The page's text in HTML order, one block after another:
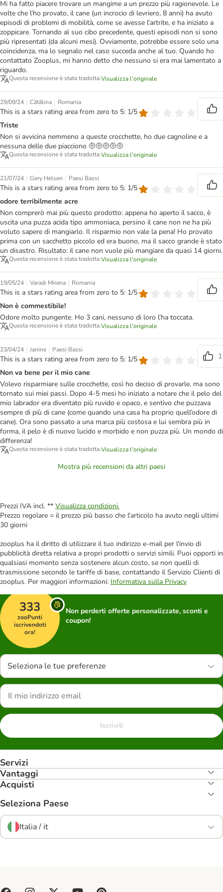
Mi ha fatto piacere trovare un mangime a un prezzo più ragionevole. Le
volte che l’ho provato, il cane (un incrocio di levriero, 8 anni) ha avuto
episodi di problemi di mobilità, come se avesse l’artrite, e ha iniziato a
zoppicare. Tornando al suo cibo precedente, questi episodi non si sono
più ripresentati (da alcuni mesi). Ovviamente, potrebbe essere solo una
coincidenza, ma lo segnalo nel caso succeda anche al tuo. Quando ho
contattato Zooplus, mi hanno detto che nessuno si era mai lamentato a
riguardo.
Questa recensione è stata tradotta.Visualizza l'originale
29/09/24 | Cătălina | Romania
This is a stars rating area from zero to 5: 1/5
Triste
Non si avvicina nemmeno a queste crocchette, ho due cagnoline e a
nessuna delle due piacciono 🤨🤨🤨🤨🤨
Questa recensione è stata tradotta.Visualizza l'originale
21/07/24 | Gery Helsen | Paesi Bassi
This is a stars rating area from zero to 5: 1/5
odore terribilmente acre
Non comprerò mai più questo prodotto: appena ho aperto il sacco, è
uscita una puzza acida tipo ammoniaca, persino il cane non ne ha più
voluto sapere di mangiarlo. Il risparmio non vale la pena! Ho provato
prima con un sacchetto piccolo ed era buono, ma il sacco grande è stato
un disastro. Risultato: il cane non vuole più mangiare da quasi 14 giorni.
Questa recensione è stata tradotta.Visualizza l'originale
19/05/24 | Varadi Mirena | Romania
This is a stars rating area from zero to 5: 1/5
Non è commestibile!
Odore molto pungente. Ho 3 cani, nessuno di loro l’ha toccata.
Questa recensione è stata tradotta.Visualizza l'originale
23/04/24 | Janine | Paesi Bassi
This is a stars rating area from zero to 5: 1/5
1
Non va bene per il mio cane
Volevo risparmiare sulle crocchette, così ho deciso di provarle, ma sono
tornato sui miei passi. Dopo 4-5 mesi ho iniziato a notare che il pelo del
mio labrador era diventato più ruvido e opaco, e sentivo che puzzava
sempre di più di cane (come quando una casa ha proprio quell’odore di
cane). Ora sono passato a una marca più costosa e lui sembra più in
forma, il pelo è di nuovo lucido e morbido e non puzza più. Un mondo di
differenza!
Questa recensione è stata tradotta.Visualizza l'originale
Mostra più recensioni da altri paesi
Prezzi IVA incl. ** Visualizza condizioni.
Prezzo regolare = il prezzo più basso che l'articolo ha avuto negli ultimi
30 giorni
zooplus ha il diritto di utilizzare il tuo indirizzo e-mail per l'invio di
pubblicità diretta relativa a propri prodotti o servizi simili. Puoi opporti in
qualsiasi momento senza sostenere alcun costo, se non quelli di
trasmissione secondo le tariffe di base, contattando il Servizio Clienti di
zooplus. Per maggiori informazioni: Informativa sulla Privacy
333
zooPunti
iscrivendoti
ora!
Non perderti offerte personalizzate, sconti e
coupon!
Seleziona le tue preferenze
Iscriviti
Servizi
Vantaggi
Acquisti
Seleziona Paese
Italia / it